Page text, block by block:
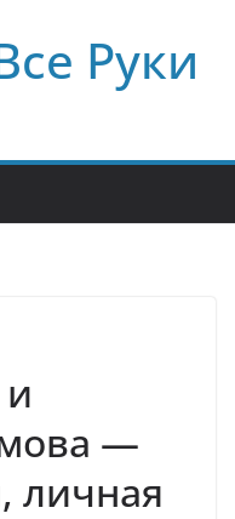
Руки
—
личная